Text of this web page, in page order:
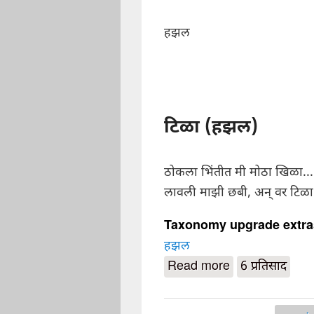
हझल
टिळा (हझल)
ठोकला भिंतीत मी मोठा खिळा...
लावली माझी छबी, अन् वर
Taxonomy upgrade
हझल
Read more about टिळा
6 प्रतिसाद